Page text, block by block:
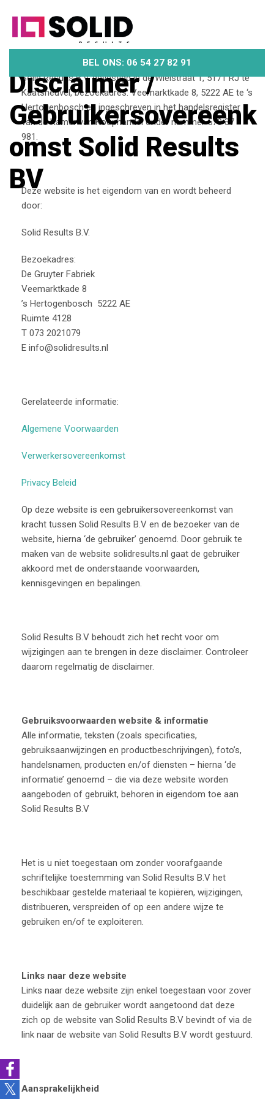
BEL ONS: 06 54 27 82 91
Disclaimer /
Gebruikersovereenk
omst Solid Results
BV
Disclaimer
Solid Results B.V, gevestigd in de Wielstraat 1, 5171 RJ te
Kaatsheuvel, bezoekadres: Veemarktkade 8, 5222 AE te ‘s
Hertogenbosch en ingeschreven in het handelsregister
van de Kamer van Koophandel onder nummer 570 37
981.
Deze website is het eigendom van en wordt beheerd
door:
Solid Results B.V.
Bezoekadres:
De Gruyter Fabriek
Veemarktkade 8
’s Hertogenbosch 5222 AE
Ruimte 4128
T 073 2021079
E info@solidresults.nl
Gerelateerde informatie:
Algemene Voorwaarden
Verwerkersovereenkomst
Privacy Beleid
Op deze website is een gebruikersovereenkomst van
kracht tussen Solid Results B.V en de bezoeker van de
website, hierna ‘de gebruiker’ genoemd. Door gebruik te
maken van de website solidresults.nl gaat de gebruiker
akkoord met de onderstaande voorwaarden,
kennisgevingen en bepalingen.
Solid Results B.V behoudt zich het recht voor om
wijzigingen aan te brengen in deze disclaimer. Controleer
daarom regelmatig de disclaimer.
Gebruiksvoorwaarden website & informatie
Alle informatie, teksten (zoals specificaties,
gebruiksaanwijzingen en productbeschrijvingen), foto’s,
handelsnamen, producten en/of diensten – hierna ‘de
informatie’ genoemd – die via deze website worden
aangeboden of gebruikt, behoren in eigendom toe aan
Solid Results B.V
Het is u niet toegestaan om zonder voorafgaande
schriftelijke toestemming van Solid Results B.V het
beschikbaar gestelde materiaal te kopiëren, wijzigingen,
distribueren, verspreiden of op een andere wijze te
gebruiken en/of te exploiteren.
Links naar deze website
Links naar deze website zijn enkel toegestaan voor zover
duidelijk aan de gebruiker wordt aangetoond dat deze
zich op de website van Solid Results B.V bevindt of via de
link naar de website van Solid Results B.V wordt gestuurd.
Aansprakelijkheid